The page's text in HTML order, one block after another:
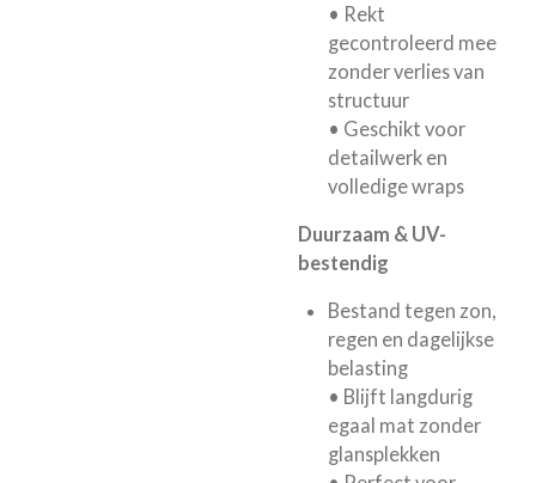
• Rekt
gecontroleerd mee
zonder verlies van
structuur
• Geschikt voor
detailwerk en
volledige wraps
Duurzaam & UV-
bestendig
Bestand tegen zon,
regen en dagelijkse
belasting
• Blijft langdurig
egaal mat zonder
glansplekken